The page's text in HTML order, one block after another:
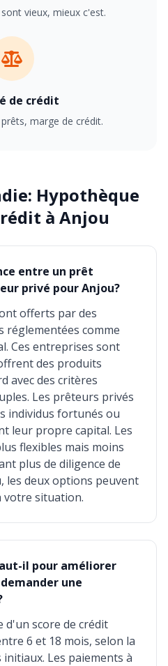
vieux, mieux c'est.
de crédit
marge de crédit.
Hypothèque
à Anjou
entre un prêt
privé pour Anjou?
offerts par des
comme
Ces entreprises sont
des produits
avec des critères
Les prêteurs privés
individus fortunés ou
leur propre capital. Les
flexibles mais moins
plus de diligence de
les deux options peuvent
situation.
il pour améliorer
une
score de crédit
6 et 18 mois, selon la
Les paiements à